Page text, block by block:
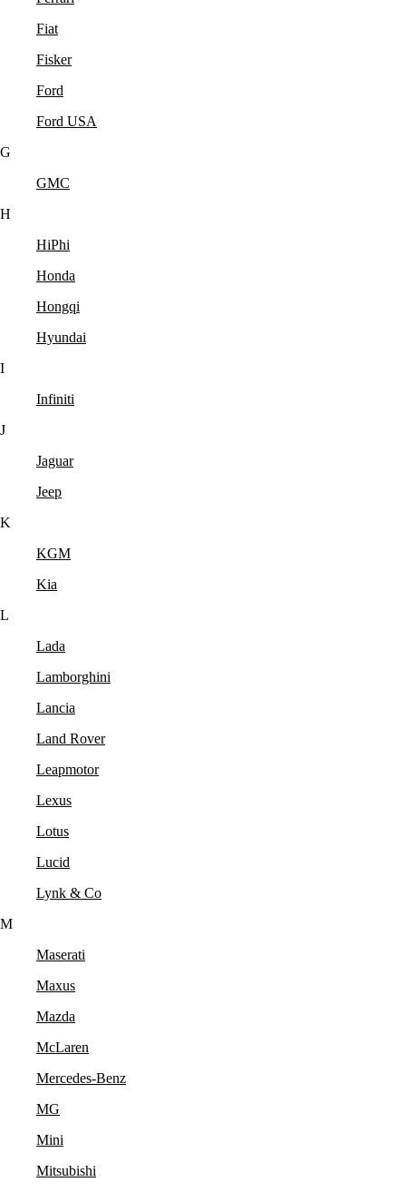
Fiat
Fisker
Ford
Ford USA
G
GMC
H
HiPhi
Honda
Hongqi
Hyundai
I
Infiniti
J
Jaguar
Jeep
K
KGM
Kia
L
Lada
Lamborghini
Lancia
Land Rover
Leapmotor
Lexus
Lotus
Lucid
Lynk & Co
M
Maserati
Maxus
Mazda
McLaren
Mercedes-Benz
MG
Mini
Mitsubishi